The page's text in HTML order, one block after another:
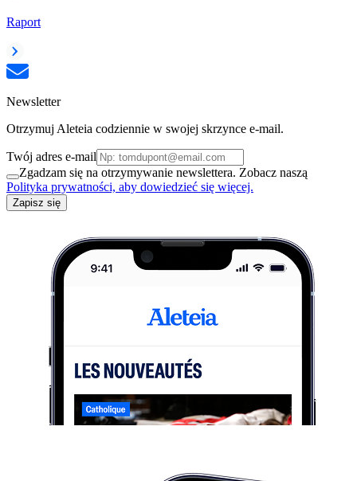
Raport
Newsletter
Otrzymuj Aleteia codziennie w swojej skrzynce e-mail.
Twój adres e-mail
Zgadzam się na otrzymywanie newslettera. Zobacz naszą
Polityka prywatności, aby dowiedzieć się więcej.
Zapisz się